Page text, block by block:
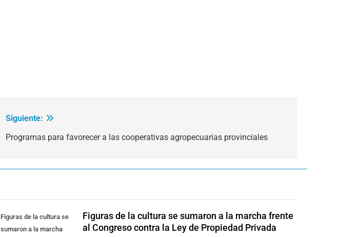
Siguiente:
Programas para favorecer a las cooperativas agropecuarias provinciales
Figuras de la cultura se
sumaron a la marcha
Figuras de la cultura se sumaron a la marcha frente
al Congreso contra la Ley de Propiedad Privada